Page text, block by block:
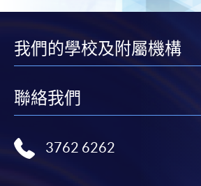
我們的學校及附屬機構
聯絡我們
3762 6262